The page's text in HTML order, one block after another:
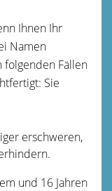
Ihnen Ihr
Namen
folgenden Fällen
Sie
erschweren,
und 16 Jahren